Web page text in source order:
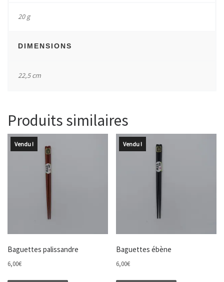
20 g
DIMENSIONS
22,5 cm
Produits similaires
Vendu !
Baguettes palissandre
6,00€
Vendu !
Baguettes ébène
6,00€